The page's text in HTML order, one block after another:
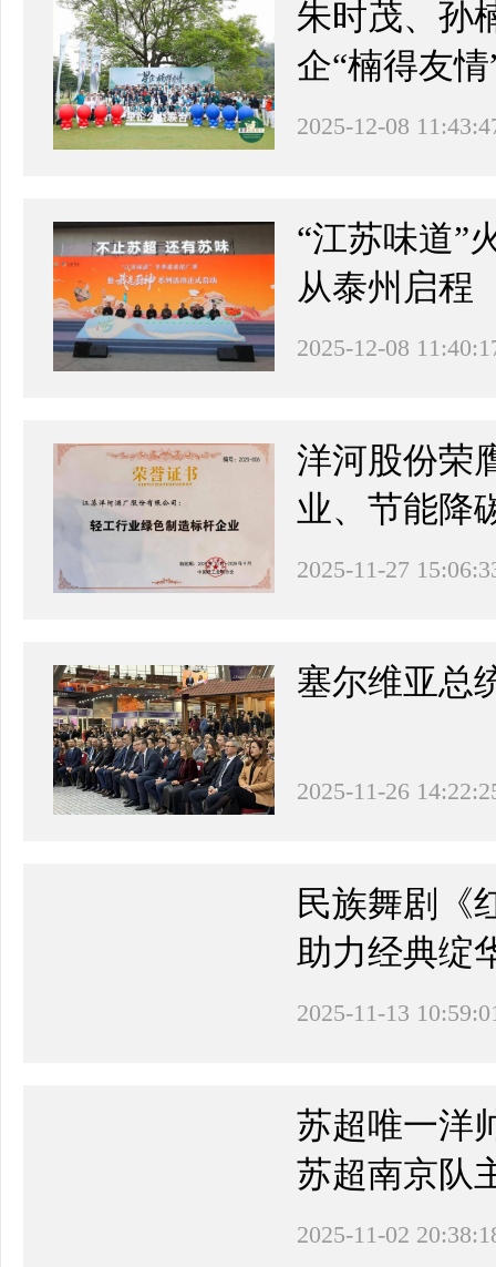
朱时茂、孙
企“楠得友
2025-12-08
“江苏味道”
从泰州启程
2025-12-08
洋河股份荣
业、节能降
2025-11-27
塞尔维亚总
2025-11-26
民族舞剧《
助力经典绽
2025-11-13
苏超唯一洋
苏超南京队
2025-11-02